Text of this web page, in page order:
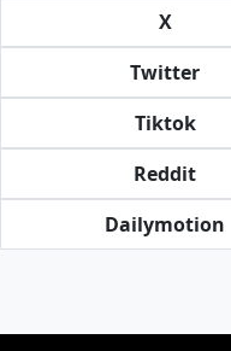
X
Twitter
Tiktok
Reddit
Dailymotion